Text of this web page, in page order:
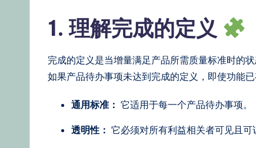
1. 理解完成的定义
完成的定义是当增量满足产品所需质量标准时的
如果产品待办事项未达到完成的定义，即使功能已
通用标准： 它适用于每一个产品待办事项。
透明性： 它必须对所有利益相关者可见且可